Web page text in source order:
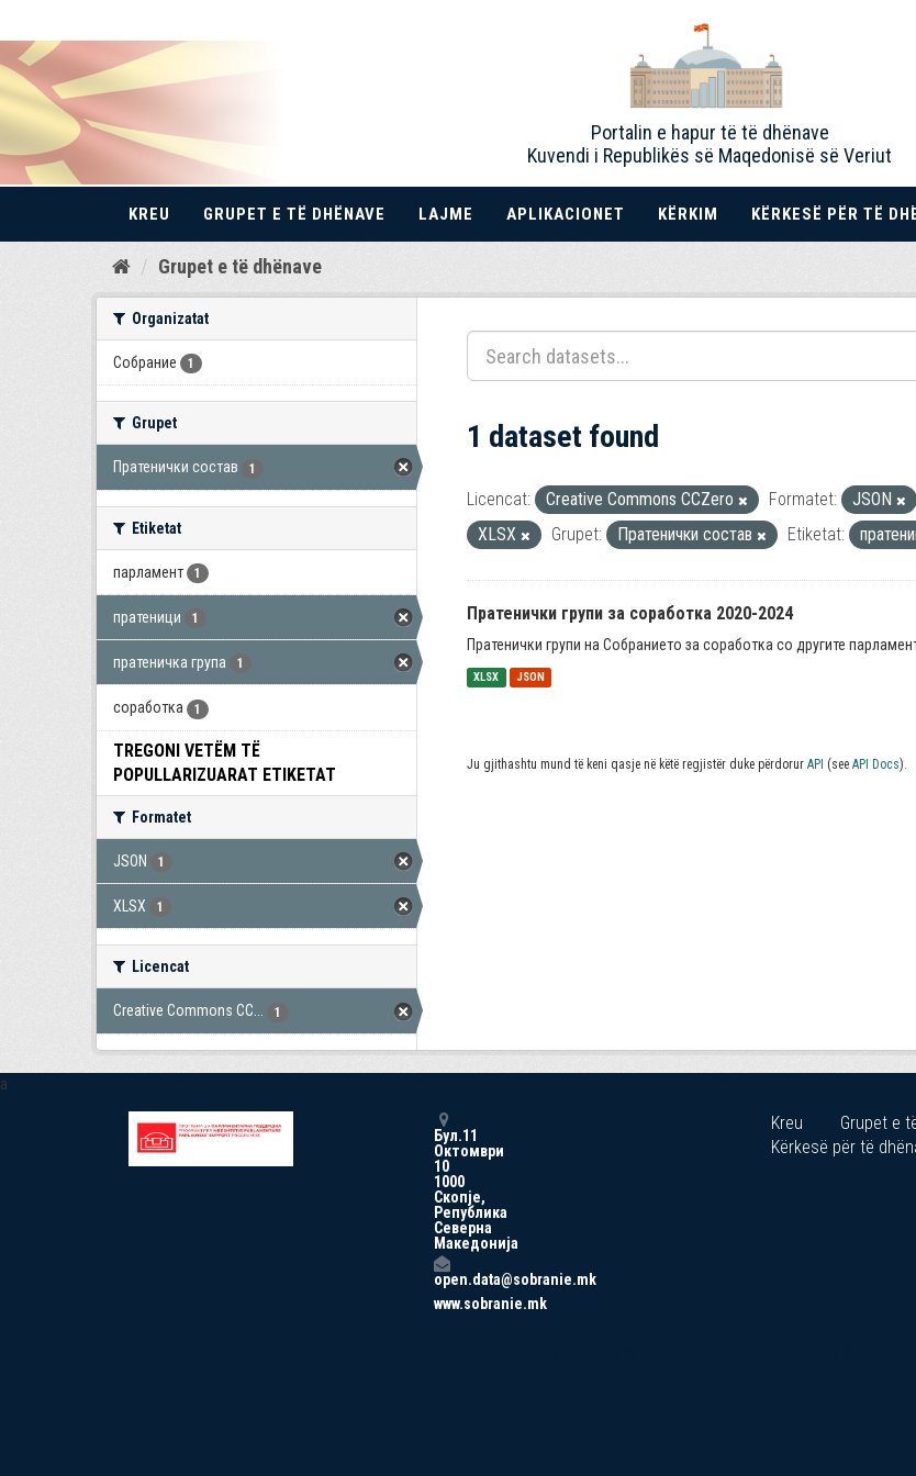
Kalo
Portalin e hapur të të dhënave
Kuvendi i Republikës së Maqedonisë së Veriut
KREU GRUPET E TË DHËNAVE LAJME APLIKACIONET KËRKIM KËRKESË PËR TË
Grupet e të dhënave
Organizatat
Собрание 1
Grupet
Пратенички состав 1
Etiketat
парламент 1
пратеници 1
пратеничка група 1
соработка 1
TREGONI VETËM TË
POPULLARIZUARAT ETIKETAT
Formatet
JSON 1
XLSX 1
Licencat
Creative Commons CC... 1
1 dataset found
Licencat: Creative Commons CCZero Formatet:
JSON
XLSX
Grupet: Пратенички состав Etiketat:
Пратенички групи за соработка 2020-2024
Пратенички групи на Собранието за соработка со другите
XLSX JSON
Ju gjithashtu mund të keni qasje në këtë regjistër duke përdorur API (see API Docs).
a
Бул.11
Октомври
10
1000
Скопје,
Република
Северна
Македонија
open.data@sobranie.mk
www.sobranie.mk
Kreu Grupet e
Kërkesë për të